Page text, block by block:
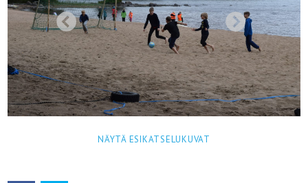
NÄYTÄ ESIKATSELUKUVAT